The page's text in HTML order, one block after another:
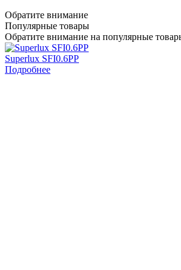
Обратите внимание
Популярные товары
Обратите внимание на популярные
Superlux SFI0.6PP
Подробнее